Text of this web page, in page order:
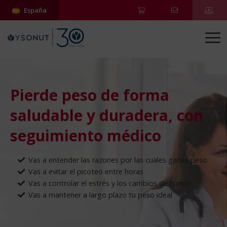
España
Pierde peso de forma
saludable y duradera, con
seguimiento médico
Vas a entender las razones por las cuales ganas peso
Vas a evitar el picoteo entre horas
Vas a controlar el estrés y los cambios de humor
Vas a mantener a largo plazo tu peso ideal